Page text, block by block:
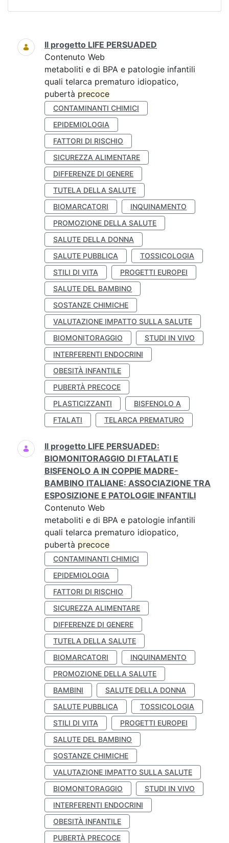
Ricerca
Il progetto LIFE PERSUADED
Contenuto Web
metaboliti e di BPA e patologie infantili
quali telarca prematuro idiopatico,
pubertà precoce
CONTAMINANTI CHIMICI
EPIDEMIOLOGIA
FATTORI DI RISCHIO
SICUREZZA ALIMENTARE
DIFFERENZE DI GENERE
TUTELA DELLA SALUTE
BIOMARCATORI
INQUINAMENTO
PROMOZIONE DELLA SALUTE
SALUTE DELLA DONNA
SALUTE PUBBLICA
TOSSICOLOGIA
STILI DI VITA
PROGETTI EUROPEI
SALUTE DEL BAMBINO
SOSTANZE CHIMICHE
VALUTAZIONE IMPATTO SULLA SALUTE
BIOMONITORAGGIO
STUDI IN VIVO
INTERFERENTI ENDOCRINI
OBESITÀ INFANTILE
PUBERTÀ PRECOCE
PLASTICIZZANTI
BISFENOLO A
FTALATI
TELARCA PREMATURO
Il progetto LIFE PERSUADED:
BIOMONITORAGGIO DI FTALATI E
BISFENOLO A IN COPPIE MADRE-
BAMBINO ITALIANE: ASSOCIAZIONE TRA
ESPOSIZIONE E PATOLOGIE INFANTILI
Contenuto Web
metaboliti e di BPA e patologie infantili
quali telarca prematuro idiopatico,
pubertà precoce
CONTAMINANTI CHIMICI
EPIDEMIOLOGIA
FATTORI DI RISCHIO
SICUREZZA ALIMENTARE
DIFFERENZE DI GENERE
TUTELA DELLA SALUTE
BIOMARCATORI
INQUINAMENTO
PROMOZIONE DELLA SALUTE
BAMBINI
SALUTE DELLA DONNA
SALUTE PUBBLICA
TOSSICOLOGIA
STILI DI VITA
PROGETTI EUROPEI
SALUTE DEL BAMBINO
SOSTANZE CHIMICHE
VALUTAZIONE IMPATTO SULLA SALUTE
BIOMONITORAGGIO
STUDI IN VIVO
INTERFERENTI ENDOCRINI
OBESITÀ INFANTILE
PUBERTÀ PRECOCE